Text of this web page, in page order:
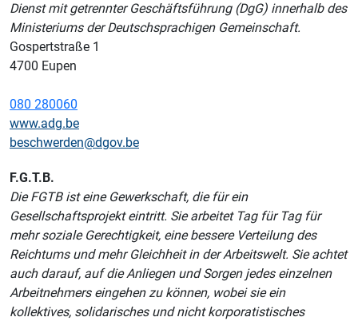
Dienst mit getrennter Geschäftsführung (DgG) innerhalb des
Ministeriums der Deutschsprachigen Gemeinschaft.
Gospertstraße 1
4700 Eupen
080 280060
www.adg.be
beschwerden@dgov.be
F.G.T.B.
Die FGTB ist eine Gewerkschaft, die für ein
Gesellschaftsprojekt eintritt. Sie arbeitet Tag für Tag für
mehr soziale Gerechtigkeit, eine bessere Verteilung des
Reichtums und mehr Gleichheit in der Arbeitswelt. Sie achtet
auch darauf, auf die Anliegen und Sorgen jedes einzelnen
Arbeitnehmers eingehen zu können, wobei sie ein
kollektives, solidarisches und nicht korporatistisches